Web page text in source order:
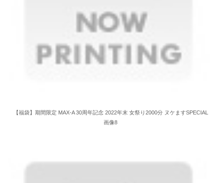
【福袋】期間限定 MAX-A 30周年記念 2022年末 女祭り2000分 ヌケますSPECIAL
画像8